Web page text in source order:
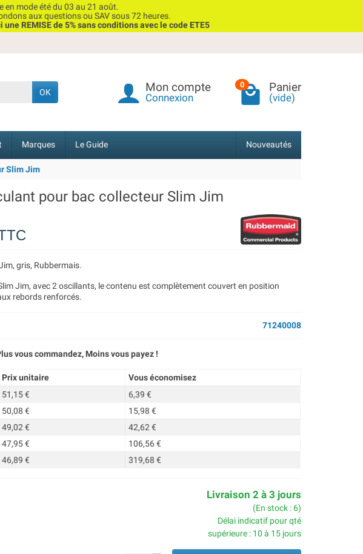
en mode été du 03 au 21 août.
aux questions ou SAV sous 72 heures.
REMISE de 5% sans conditions avec le code ETE5
OK Mon compte
Connexion
0 Panier
(vide)
Marques Le Guide Nouveautés
Slim Jim
pour bac collecteur Slim Jim
gris, Rubbermais.
Jim, avec 2 oscillants, le contenu est complètement couvert en position
rebords renforcés.
71240008
vous commandez, Moins vous payez !
Prix unitaire
Vous économisez
51,15 €
6,39 €
50,08 €
15,98 €
49,02 €
42,62 €
47,95 €
106,56 €
46,89 € 319,68 €
Livraison 2 à 3 jours
(En stock : 6)
Délai indicatif pour qté
supérieure : 10 à 15 jours